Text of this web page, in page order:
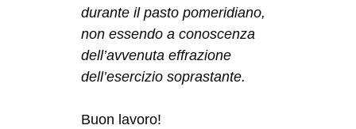
durante il pasto pomeridiano,
non essendo a conoscenza
dell’avvenuta effrazione
dell’esercizio soprastante.
Buon lavoro!